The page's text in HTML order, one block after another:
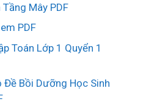
Mây PDF
PDF
Toán Lớp 1 Quyển 1
Đề Bồi Dưỡng Học Sinh